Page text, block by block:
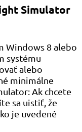
Simulator
Windows 8 alebo
systému
alebo
minimálne
Ak chcete
sa uistiť, že
je uvedené